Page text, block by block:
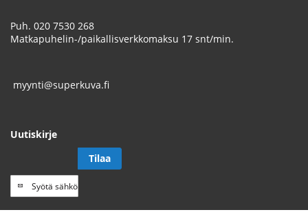
Puh. 020 7530 268
Matkapuhelin-/paikallisverkkomaksu 17 snt/min.
myynti@superkuva.fi
Uutiskirje
Tilaa
uutiskirje
Tilaa